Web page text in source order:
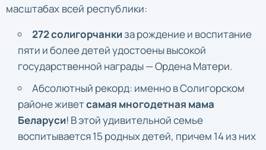
масштабах всей республики:
272 солигорчанкиза рождение и воспитание
пяти и более детей удостоены высокой
государственной награды — Ордена Матери.
Абсолютный рекорд: именно в Солигорском
районе живетсамая многодетная мама
Беларуси! В этой удивительной семье
воспитывается 15 родных детей, причем 14 из них